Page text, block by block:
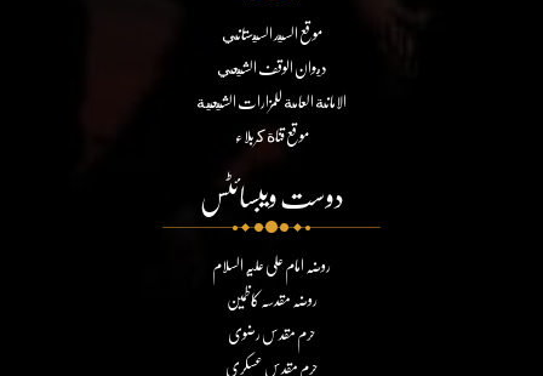
موقع السيد السيستاني
ديوان الوقف الشيعي
الامانة العامة للمزارات الشيعية
موقع قناة كربلاء
دوست ویبسائٹس
روضہ امام علی علیہ السلام
روضہ مقدسہ کاظمین
حرم مقدس رضوی
حرم مقدس عسکری